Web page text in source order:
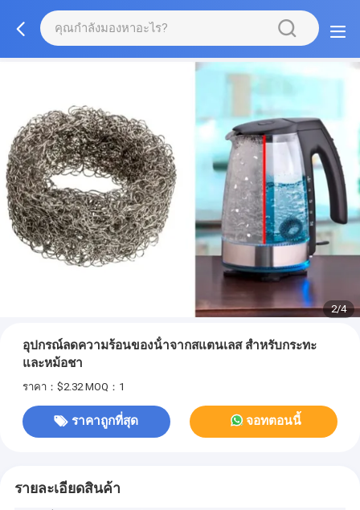
2/4
อุปกรณ์ลดความร้อนของน้ําจากสแตนเลส สําหรับกระทะ
และหม้อชา
ราคา：$2.32 MOQ：1
ราคาถูกที่สุด จอทตอนนี้
รายละเอียดสินค้า